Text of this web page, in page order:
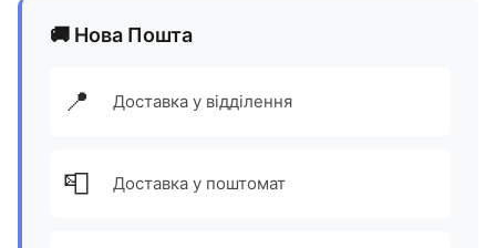
🚚 Нова Пошта
📍 Доставка у відділення
📮 Доставка у поштомат